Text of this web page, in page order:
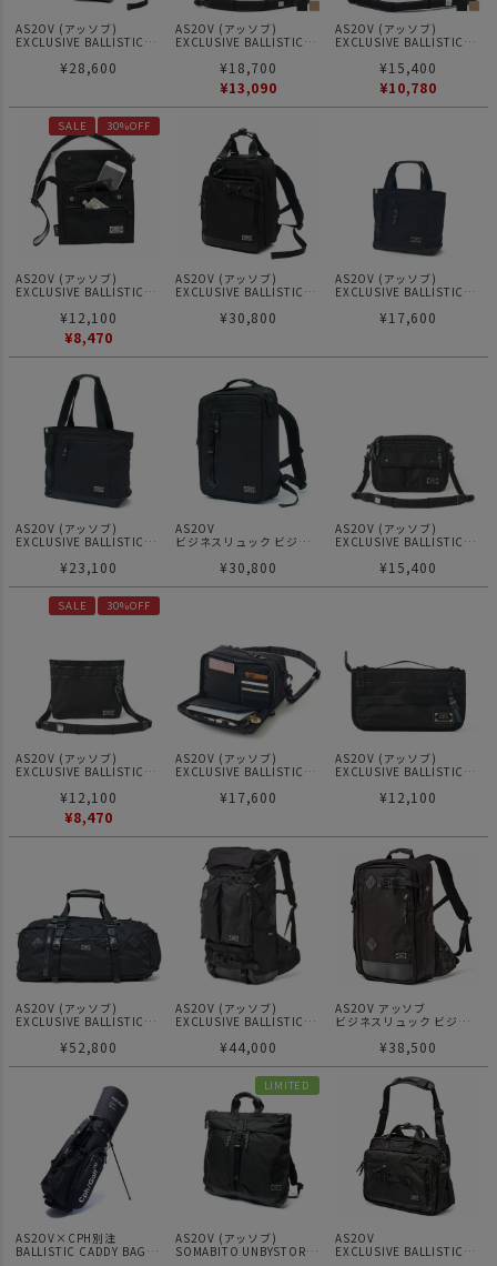
AS2OV (アッソブ)
EXCLUSIVE BALLISTIC
BACKPACK バックパック /
¥28,600
AS2OV (アッソブ)
EXCLUSIVE BALLISTIC
メッセンジャーバッグ
¥18,700
¥13,090
AS2OV (アッソブ)
EXCLUSIVE BALLISTIC
BAG 巾着ショルダー
¥15,400
¥10,780
SALE 30%OFF
AS2OV (アッソブ)
EXCLUSIVE BALLISTIC
SHOULDER / ショルダー
¥12,100
¥8,470
AS2OV (アッソブ)
EXCLUSIVE BALLISTIC
PACK / バックパック リュ
¥30,800
AS2OV (アッソブ)
EXCLUSIVE BALLISTIC
ッグ ハンドバッグ
¥17,600
AS2OV (アッソブ)
EXCLUSIVE BALLISTIC
ッグ ハンドバッグ
¥23,100
AS2OV
ビジネスリュック ビジネ
EXCLUSIVE BALLISTIC
¥30,800
AS2OV (アッソブ)
EXCLUSIVE BALLISTIC
¥15,400
SALE 30%OFF
AS2OV (アッソブ)
EXCLUSIVE BALLISTIC
¥12,100
¥8,470
AS2OV (アッソブ)
EXCLUSIVE BALLISTIC
¥17,600
AS2OV (アッソブ)
EXCLUSIVE BALLISTIC
¥12,100
AS2OV (アッソブ)
EXCLUSIVE BALLISTIC
ボストンバック
¥52,800
AS2OV (アッソブ)
EXCLUSIVE BALLISTIC
PACK / バックパック
¥44,000
AS2OV アッソブ
ビジネスリュック ビジネ
バッグ EXCLUSIVE
BACK PACK 061300
¥38,500
AS2OV×CPH別注
BALLISTIC CADDY BAG
LIMITED
AS2OV (アッソブ)
SOMABITO UNBYSTORE
AS2OV
EXCLUSIVE BALLISTIC